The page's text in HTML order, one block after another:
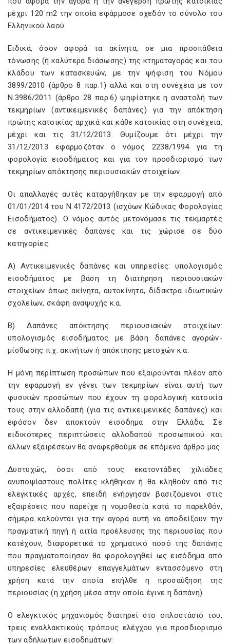
μέχρι 120 m2 την οποία εφάρμοσε σχεδόν το σύνολο του
Ελληνικού λαού.
Ειδικά, όσον αφορά τα ακίνητα, σε μια προσπάθεια
τόνωσης (ή καλύτερα διάσωσης) της κτηματαγοράς και του
κλάδου των κατασκευών, με την ψήφιση του Νόμου
3899/2010 (άρθρο 8 παρ.1) αλλά και στη συνέχεια με τον
Ν.3986/2011 (άρθρο 28 παρ.6) ψηφίστηκε η αναστολή των
τεκμηρίων (αντικειμενικές δαπάνες) για την απόκτηση
πρώτης κατοικίας αρχικά και κάθε κατοικίας στη συνέχεια,
μέχρι και τις 31/12/2013. Θυμίζουμε ότι μέχρι την
31/12/2013 εφαρμοζόταν ο νόμος 2238/1994 για τη
φορολογία εισοδήματος και για τον προσδιορισμό των
τεκμηρίων απόκτησης περιουσιακών στοιχείων.
Οι απαλλαγές αυτές καταργήθηκαν με την εφαρμογή από
01/01/2014 του Ν.4172/2013 (ισχύων Κώδικας Φορολογίας
Εισοδήματος). Ο νόμος αυτός μετονόμασε τις τεκμαρτές
σε αντικειμενικές δαπάνες και τις χώρισε σε δύο
κατηγορίες.
Α) Αντικειμενικές δαπάνες και υπηρεσίες: υπολογισμός
εισοδήματος με βάση τη διατήρηση περιουσιακών
στοιχείων όπως ακίνητα, αυτοκίνητα, δίδακτρα ιδιωτικών
σχολείων, σκάφη αναψυχής κ.α.
Β) Δαπάνες απόκτησης περιουσιακών στοιχείων:
υπολογισμός εισοδήματος με βάση δαπάνες αγορών-
μίσθωσης π.χ. ακινήτων ή απόκτησης μετοχών κ.α.
Η μόνη περίπτωση προσώπων που εξαιρούνται πλέον από
την εφαρμογή εν γένει των τεκμηρίων είναι αυτή των
φυσικών προσώπων που έχουν τη φορολογική κατοικία
τους στην αλλοδαπή (για τις αντικειμενικές δαπάνες) και
εφόσον δεν αποκτούν εισόδημα στην Ελλάδα. Σε
ειδικότερες περιπτώσεις αλλοδαπού προσωπικού και
άλλων εξαιρέσεων θα αναφερθούμε σε επόμενο άρθρο μας.
Δυστυχώς, όσοι από τους εκατοντάδες χιλιάδες
ανυποψίαστους πολίτες κλήθηκαν ή θα κληθούν από τις
ελεγκτικές αρχές, επειδή ενήργησαν βασιζόμενοι στις
εξαιρέσεις που παρείχε η νομοθεσία κατά το παρελθόν,
σήμερα καλούνται για την αγορά αυτή να αποδείξουν την
πραγματική πηγή ή αιτία προέλευσης της περιουσίας που
κατέχουν, διαφορετικά το χρηματικό ποσό της δαπάνης
που πραγματοποίησαν θα φορολογηθεί ως εισόδημα από
υπηρεσίες ελευθέρων επαγγελμάτων εντασσόμενο στη
χρήση κατά την οποία επήλθε η προσαύξηση της
περιουσίας (η χρήση μέσα στην οποία έγινε η δαπάνη).
Ο ελεγκτικός μηχανισμός διατηρεί στο οπλοστάσιό του,
τρεις εναλλακτικούς τρόπους ελέγχου για προσδιορισμό
των αδήλωτων εισοδημάτων: